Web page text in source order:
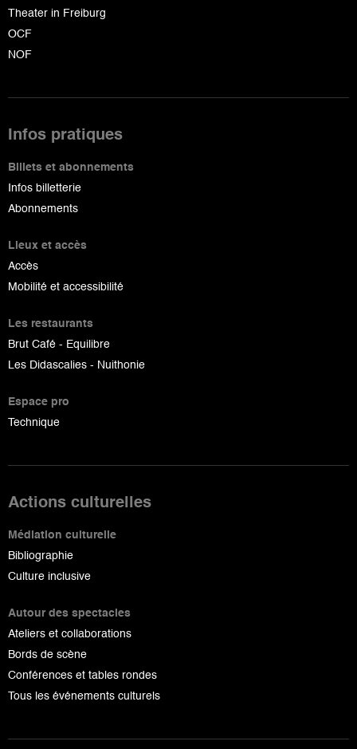
Theater in Freiburg
OCF
NOF
Infos pratiques
Billets et abonnements
Infos billetterie
Abonnements
Lieux et accès
Accès
Mobilité et accessibilité
Les restaurants
Brut Café - Equilibre
Les Didascalies - Nuithonie
Espace pro
Technique
Actions culturelles
Médiation culturelle
Bibliographie
Culture inclusive
Autour des spectacles
Ateliers et collaborations
Bords de scène
Conférences et tables rondes
Tous les événements culturels